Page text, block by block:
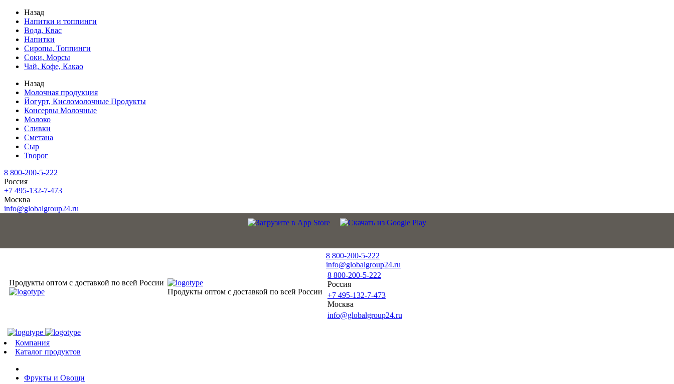
Назад
Напитки и топпинги
Вода, Квас
Напитки
Сиропы, Топпинги
Соки, Морсы
Чай, Кофе, Какао
Назад
Молочная продукция
Йогурт, Кисломолочные Продукты
Консервы Молочные
Молоко
Сливки
Сметана
Сыр
Творог
8 800-200-5-222
Россия
+7 495-132-7-473
Москва
info@globalgroup24.ru
Продукты оптом с доставкой по всей России
Продукты оптом с доставкой по всей России
8 800-200-5-222
info@globalgroup24.ru
8 800-200-5-222
Россия
+7 495-132-7-473
Москва
info@globalgroup24.ru
Компания
Каталог продуктов
Фрукты и Овощи